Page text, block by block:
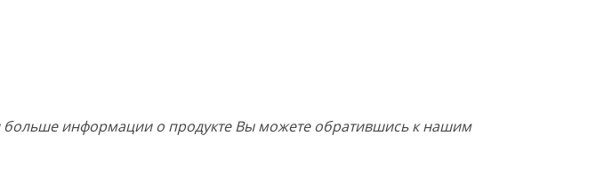
больше информации о продукте Вы можете обратившись к нашим